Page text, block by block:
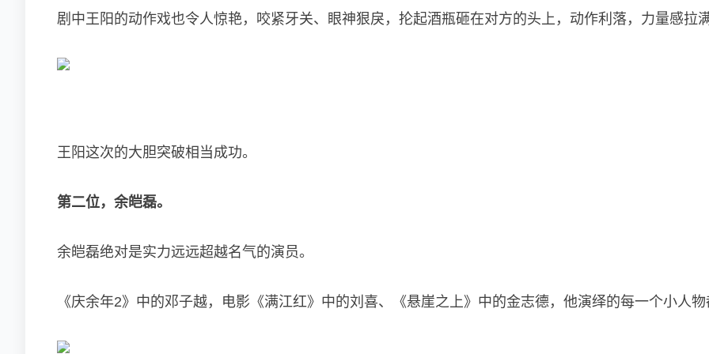
剧中王阳的动作戏也令人惊艳，咬紧牙关、眼神狠戾，抡起酒瓶砸在对方的头上，动作利落，力量感拉满
王阳这次的大胆突破相当成功。
第二位，余皑磊。
余皑磊绝对是实力远远超越名气的演员。
《庆余年2》中的邓子越，电影《满江红》中的刘喜、《悬崖之上》中的金志德，他演绎的每一个小人物